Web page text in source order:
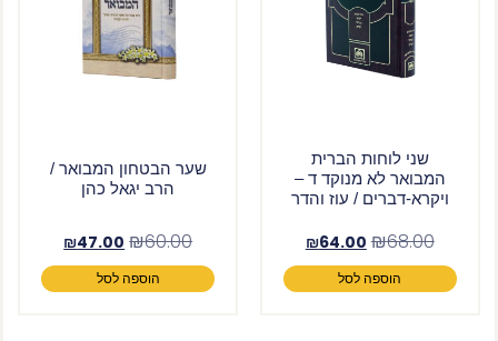
שני לוחות הברית
המבואר לא מנוקד ד –
ויקרא-דברים / עוז והדר
₪68.00
₪64.00
הוספה לסל
שער הבטחון המבואר /
הרב יגאל כהן
₪60.00
₪47.00
הוספה לסל